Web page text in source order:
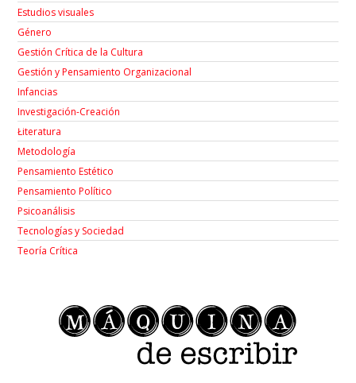
Estudios visuales
Género
Gestión Crítica de la Cultura
Gestión y Pensamiento Organizacional
Infancias
Investigación-Creación
Łiteratura
Metodología
Pensamiento Estético
Pensamiento Político
Psicoanálisis
Tecnologías y Sociedad
Teoría Crítica